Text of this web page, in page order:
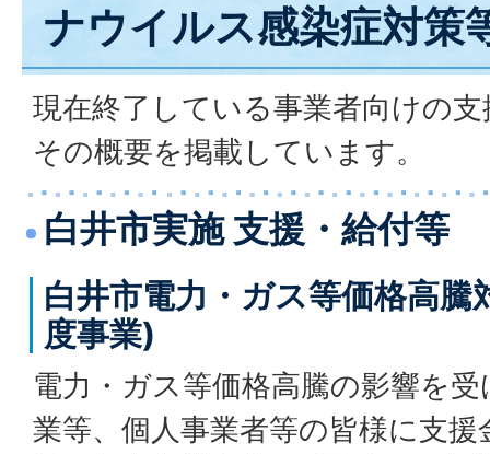
ナウイルス感染症対策
現在終了している事業者向けの
その概要を掲載しています。
白井市実施 支援・給付等
白井市電力・ガス等価格高騰
度事業)
電力・ガス等価格高騰の影響を
業等、個人事業者等の皆様に支